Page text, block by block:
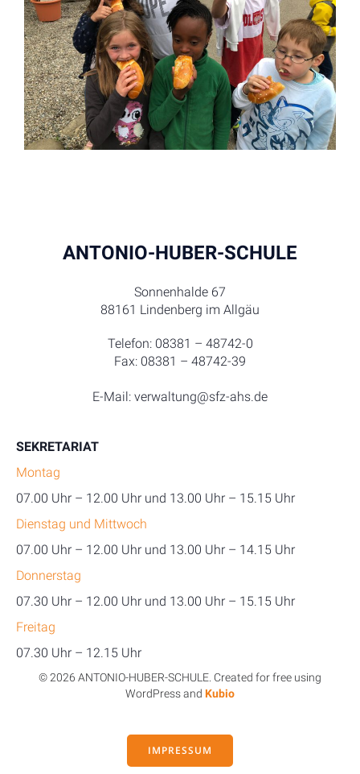
ANTONIO-HUBER-SCHULE
Sonnenhalde 67
88161 Lindenberg im Allgäu
Telefon: 08381 – 48742-0
Fax: 08381 – 48742-39
E-Mail: verwaltung@sfz-ahs.de
SEKRETARIAT
Montag
07.00 Uhr – 12.00 Uhr und 13.00 Uhr – 15.15 Uhr
Dienstag und Mittwoch
07.00 Uhr – 12.00 Uhr und 13.00 Uhr – 14.15 Uhr
Donnerstag
07.30 Uhr – 12.00 Uhr und 13.00 Uhr – 15.15 Uhr
Freitag
07.30 Uhr – 12.15 Uhr
© 2026 ANTONIO-HUBER-SCHULE. Created for free using
WordPress and Kubio
IMPRESSUM